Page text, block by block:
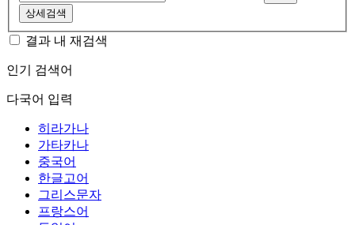
상세검색
결과 내 재검색
인기 검색어
다국어 입력
히라가나
가타카나
중국어
한글고어
그리스문자
프랑스어